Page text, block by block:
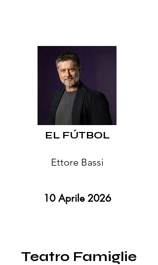
EL FÚTBOL
Ettore Bassi
10 Aprile 2026​
Teatro Famiglie